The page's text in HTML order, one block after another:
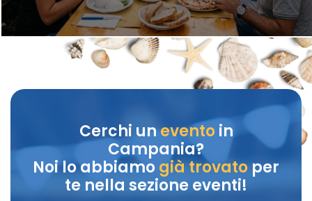
Cerchi unevento in
Campania?
Noi lo abbiamo già trovatoper
te nella sezione eventi!